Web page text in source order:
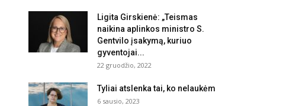
Ligita Girskienė: „Teismas
naikina aplinkos ministro S.
Gentvilo įsakymą, kuriuo
gyventojai...
22 gruodžio, 2022
Tyliai atslenka tai, ko nelaukėm
6 sausio, 2023